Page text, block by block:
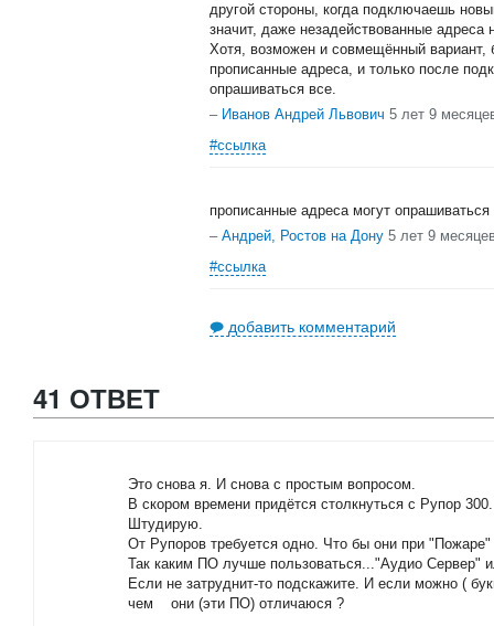
другой стороны, когда подключаешь
значит, даже незадействованные
Хотя, возможен и совмещённый вариант,
прописанные адреса, и только после
опрашиваться все.
– Иванов Андрей Львович 5 лет 9
#ссылка
прописанные адреса могут
– Андрей, Ростов на Дону 5 лет 9
#ссылка
добавить комментарий
41 ОТВЕТ
Это снова я. И снова с простым вопросом.
В скором времени придётся столкнуться с Рупор 300.
Штудирую.
От Рупоров требуется одно. Что бы они при
Так каким ПО лучше пользоваться..."Аудио Сервер"
Если не затруднит-то подскажите. И если можно (
чем они (эти ПО) отличаюся ?